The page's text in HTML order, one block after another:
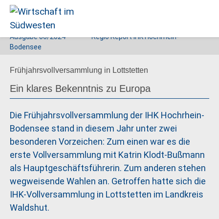
Wirtschaft
Südwesten
Ausgabe06/2024
Regio Report IHK Hochrhein-
Bodensee
Frühjahrsvollversammlung in Lottstetten
Ein klares Bekenntnis zu Europa
Die Frühjahrsvollversammlung der IHK Hochrhein-
Bodensee stand in diesem Jahr unter zwei
besonderen Vorzeichen: Zum einen war es die
erste Vollversammlung mit Katrin Klodt-Bußmann
als Hauptgeschäftsführerin. Zum anderen stehen
wegweisende Wahlen an. Getroffen hatte sich die
IHK-Vollversammlung in Lottstetten im Landkreis
Waldshut.